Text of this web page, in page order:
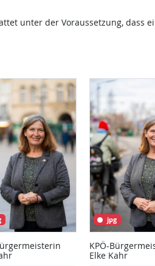
unter der Voraussetzung, dass
jpg
KPÖ-
Elke Kahr